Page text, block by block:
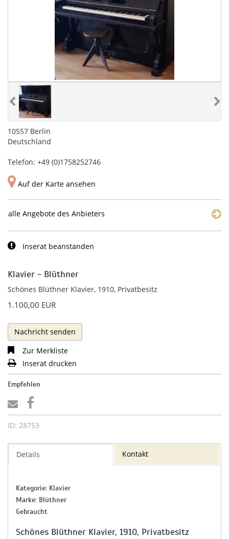
10557 Berlin
Deutschland
Telefon: +49 (0)1758252746
Auf der Karte ansehen
alle Angebote des Anbieters
Inserat beanstanden
Klavier - Blüthner
Schönes Blüthner Klavier, 1910, Privatbesitz
1.100,00 EUR
Nachricht senden
Zur Merkliste
Inserat drucken
Empfehlen
ID: 28753
Details Kontakt
Kategorie: Klavier
Marke: Blüthner
Gebraucht
Schönes Blüthner Klavier, 1910, Privatbesitz